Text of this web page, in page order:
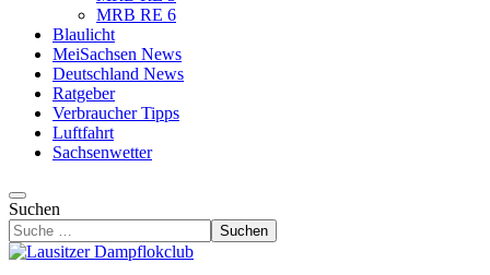
MRB RE 6
Blaulicht
MeiSachsen News
Deutschland News
Ratgeber
Verbraucher Tipps
Luftfahrt
Sachsenwetter
Suchen
Suchen